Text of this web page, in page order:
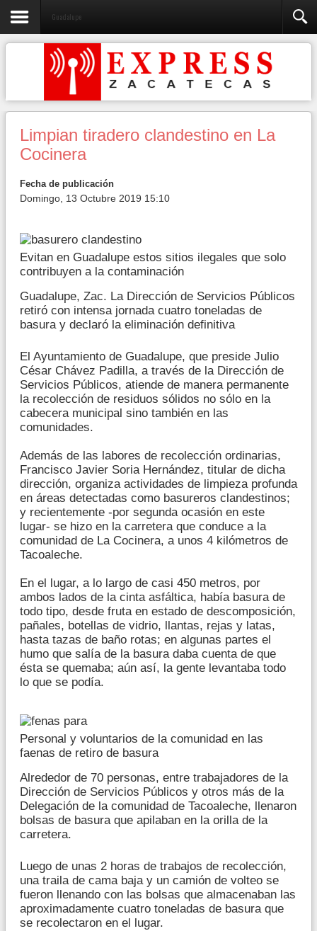
Guadalupe
Limpian tiradero clandestino en La
Cocinera
Fecha de publicación
Domingo, 13 Octubre 2019 15:10
Evitan en Guadalupe estos sitios ilegales que solo
contribuyen a la contaminación
Guadalupe, Zac. La Dirección de Servicios Públicos
retiró con intensa jornada cuatro toneladas de
basura y declaró la eliminación definitiva
El Ayuntamiento de Guadalupe, que preside Julio
César Chávez Padilla, a través de la Dirección de
Servicios Públicos, atiende de manera permanente
la recolección de residuos sólidos no sólo en la
cabecera municipal sino también en las
comunidades.
Además de las labores de recolección ordinarias,
Francisco Javier Soria Hernández, titular de dicha
dirección, organiza actividades de limpieza profunda
en áreas detectadas como basureros clandestinos;
y recientemente -por segunda ocasión en este
lugar- se hizo en la carretera que conduce a la
comunidad de La Cocinera, a unos 4 kilómetros de
Tacoaleche.
En el lugar, a lo largo de casi 450 metros, por
ambos lados de la cinta asfáltica, había basura de
todo tipo, desde fruta en estado de descomposición,
pañales, botellas de vidrio, llantas, rejas y latas,
hasta tazas de baño rotas; en algunas partes el
humo que salía de la basura daba cuenta de que
ésta se quemaba; aún así, la gente levantaba todo
lo que se podía.
Personal y voluntarios de la comunidad en las
faenas de retiro de basura
Alrededor de 70 personas, entre trabajadores de la
Dirección de Servicios Públicos y otros más de la
Delegación de la comunidad de Tacoaleche, llenaron
bolsas de basura que apilaban en la orilla de la
carretera.
Luego de unas 2 horas de trabajos de recolección,
una traila de cama baja y un camión de volteo se
fueron llenando con las bolsas que almacenaban las
aproximadamente cuatro toneladas de basura que
se recolectaron en el lugar.